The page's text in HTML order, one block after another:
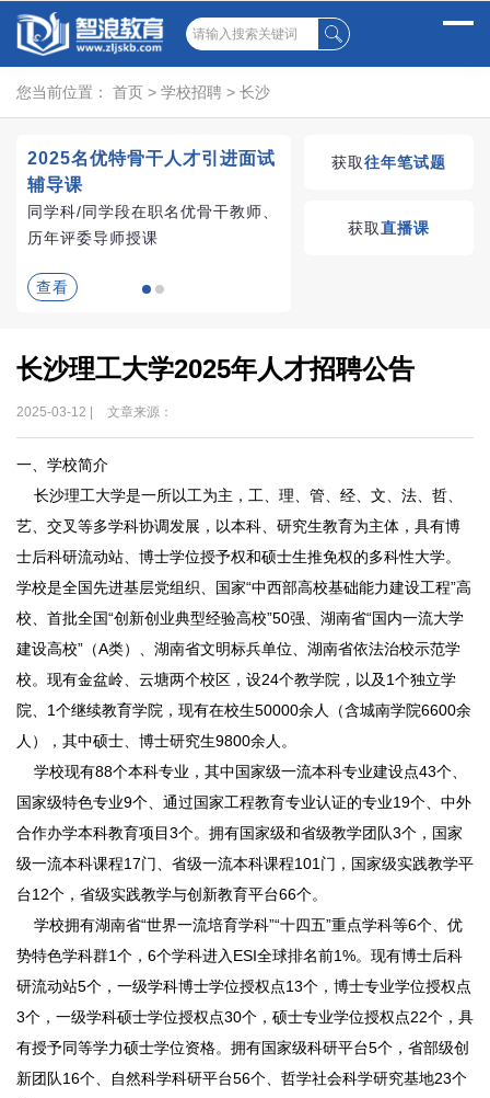
您当前位置： 首页 > 学校招聘 > 长沙
2025名优特骨干人才引进面试
辅导课
同学科/同学段在职名优骨干教师、
历年评委导师授课
查看
湖南教师招聘考试优
获取往年笔试题
获取直播课
长沙理工大学2025年人才招聘公告
2025-03-12 | 文章来源：
一、学校简介
长沙理工大学是一所以工为主，工、理、管、经、文、法、哲、
艺、交叉等多学科协调发展，以本科、研究生教育为主体，具有博
士后科研流动站、博士学位授予权和硕士生推免权的多科性大学。
学校是全国先进基层党组织、国家“中西部高校基础能力建设工程”高
校、首批全国“创新创业典型经验高校”50强、湖南省“国内一流大学
建设高校”（A类）、湖南省文明标兵单位、湖南省依法治校示范学
校。现有金盆岭、云塘两个校区，设24个教学院，以及1个独立学
院、1个继续教育学院，现有在校生50000余人（含城南学院6600余
人），其中硕士、博士研究生9800余人。
学校现有88个本科专业，其中国家级一流本科专业建设点43个、
国家级特色专业9个、通过国家工程教育专业认证的专业19个、中外
合作办学本科教育项目3个。拥有国家级和省级教学团队3个，国家
级一流本科课程17门、省级一流本科课程101门，国家级实践教学平
台12个，省级实践教学与创新教育平台66个。
学校拥有湖南省“世界一流培育学科”“十四五”重点学科等6个、优
势特色学科群1个，6个学科进入ESI全球排名前1%。现有博士后科
研流动站5个，一级学科博士学位授权点13个，博士专业学位授权点
3个，一级学科硕士学位授权点30个，硕士专业学位授权点22个，具
有授予同等学力硕士学位资格。拥有国家级科研平台5个，省部级创
新团队16个、自然科学科研平台56个、哲学社会科学研究基地23个